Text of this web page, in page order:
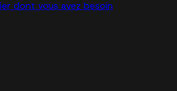
dont vous avez besoin